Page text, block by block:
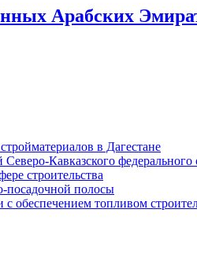
Арабских
в Дагестане
Кавказского федерального
строительства
посадочной полосы
топливом